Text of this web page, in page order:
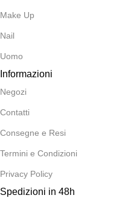
Make Up
Nail
Uomo
Informazioni
Negozi
Contatti
Consegne e Resi
Termini e Condizioni
Privacy Policy
Spedizioni in 48h